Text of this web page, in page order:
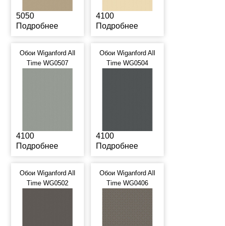
5050
Подробнее
4100
Подробнее
Обои Wiganford All
Time WG0507
4100
Подробнее
Обои Wiganford All
Time WG0504
4100
Подробнее
Обои Wiganford All
Time WG0502
Обои Wiganford All
Time WG0406